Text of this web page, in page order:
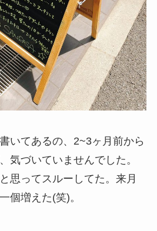
いてあるの、2~3ヶ月前から
気づいていませんでした。
思ってスルーしてた。来月
個増えた(笑)。